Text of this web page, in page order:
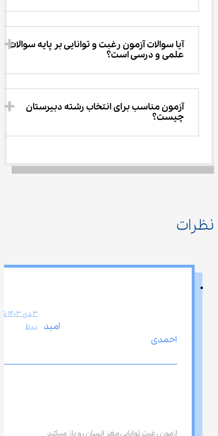
آیا سوالات آزمون رغبت و توانایی بر پایه سوالات
علمی و درسی است؟
آزمون مناسب برای انتخاب رشته دبیرستان
چیست؟
نظرات
امید
احمدی
ب.ظ
ازمون رغبت توانایی مغز انسان رو باز میکند